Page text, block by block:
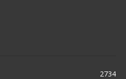
2734